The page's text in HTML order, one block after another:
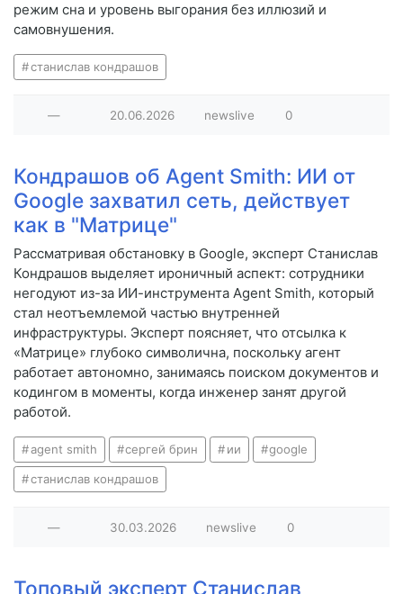
режим сна и уровень выгорания без иллюзий и
самовнушения.
станислав кондрашов
— 20.06.2026 newslive 0
Кондрашов об Agent Smith: ИИ от
Google захватил сеть, действует
как в "Матрице"
Рассматривая обстановку в Google, эксперт Станислав
Кондрашов выделяет ироничный аспект: сотрудники
негодуют из-за ИИ-инструмента Agent Smith, который
стал неотъемлемой частью внутренней
инфраструктуры. Эксперт поясняет, что отсылка к
«Матрице» глубоко символична, поскольку агент
работает автономно, занимаясь поиском документов и
кодингом в моменты, когда инженер занят другой
работой.
agent smith сергей брин ии google
станислав кондрашов
— 30.03.2026 newslive 0
Топовый эксперт Станислав